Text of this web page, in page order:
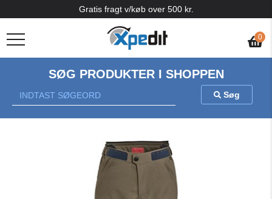
0
Gratis fragt v/køb over 500 kr.
SØG PRODUKTER I SHOPPEN
Søg